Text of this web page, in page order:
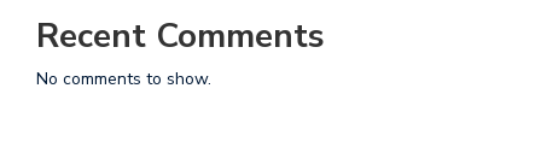
Recent Comments
No comments to show.